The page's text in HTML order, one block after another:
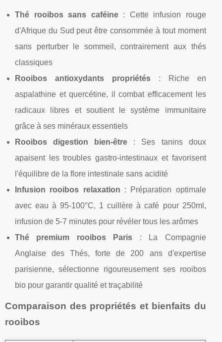
Thé rooibos sans caféine: Cette infusion rouge
d'Afrique du Sud peut être consommée à tout moment
sans perturber le sommeil, contrairement aux thés
classiques
Rooibos antioxydants propriétés: Riche en
aspalathine et quercétine, il combat efficacement les
radicaux libres et soutient le système immunitaire
grâce à ses minéraux essentiels
Rooibos digestion bien-être : Ses tanins doux
apaisent les troubles gastro-intestinaux et favorisent
l'équilibre de la flore intestinale sans acidité
Infusion rooibos relaxation : Préparation optimale
avec eau à 95-100°C, 1 cuillère à café pour 250ml,
infusion de 5-7 minutes pour révéler tous les arômes
Thé premium rooibos Paris : La Compagnie
Anglaise des Thés, forte de 200 ans d'expertise
parisienne, sélectionne rigoureusement ses rooibos
bio pour garantir qualité et traçabilité
Comparaison des propriétés et bienfaits du
rooibos